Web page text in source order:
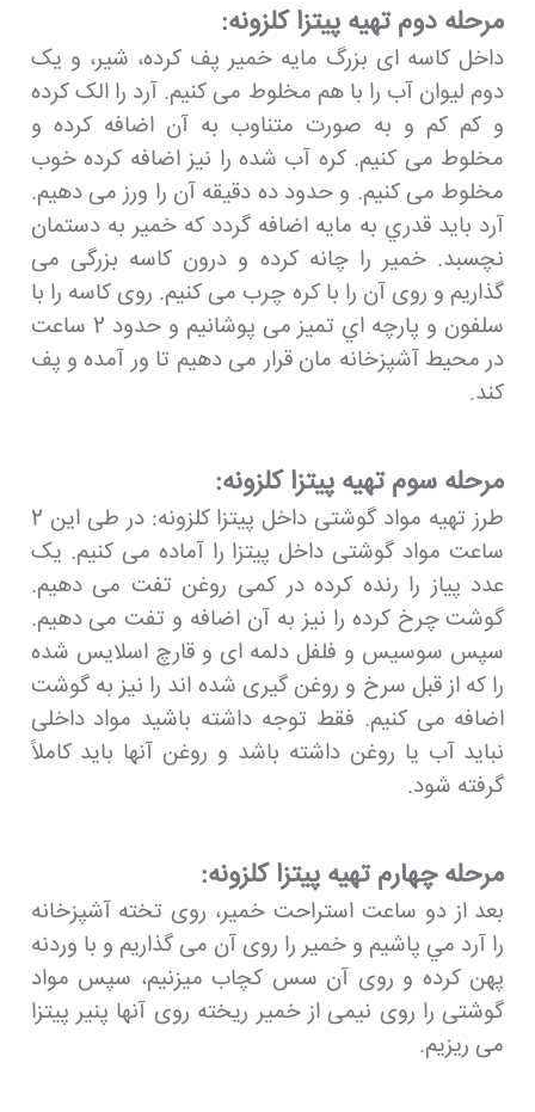
مرحله دوم تهيه پيتزا كلزونه:
داخل کاسه ای بزرگ مایه خمیر پف کرده، شیر، و یک
دوم لیوان آب را با هم مخلوط می کنیم. آرد را الک کرده
و کم کم و به صورت متناوب به آن اضافه کرده و
مخلوط می کنیم. کره آب شده را نیز اضافه کرده خوب
مخلوط می کنیم. و حدود ده دقیقه آن را ورز می دهیم.
آرد باید قدري به مایه اضافه گردد که خمیر به دستمان
نچسبد. خمیر را چانه کرده و درون کاسه بزرگی می
گذاریم و روی آن را با کره چرب می کنیم. روی کاسه را با
سلفون و پارچه اي تميز می پوشانیم و حدود 2 ساعت
در محیط آشپزخانه مان قرار می دهیم تا ور آمده و پف
كند.
مرحله سوم تهيه پيتزا كلزونه:
طرز تهیه مواد گوشتی داخل پیتزا کلزونه: در طی این 2
ساعت مواد گوشتی داخل پیتزا را آماده می کنیم. یک
عدد پیاز را رنده کرده در کمی روغن تفت می دهیم.
گوشت چرخ کرده را نیز به آن اضافه و تفت می دهیم.
سپس سوسیس و فلفل دلمه ای و قارچ اسلایس شده
را که از قبل سرخ و روغن گیری شده اند را نیز به گوشت
اضافه می کنیم. فقط توجه داشته باشید مواد داخلی
نباید آب یا روغن داشته باشد و روغن آنها باید کاملاً
گرفته شود.
مرحله چهارم تهيه پيتزا كلزونه:
بعد از دو ساعت استراحت خمیر، روی تخته آشپزخانه
را آرد مي پاشيم و خمیر را روی آن می گذاریم و با وردنه
پهن کرده و روی آن سس کچاب میزنیم، سپس مواد
گوشتی را روی نیمی از خمیر ریخته روی آنها پنیر پیتزا
می ریزیم.